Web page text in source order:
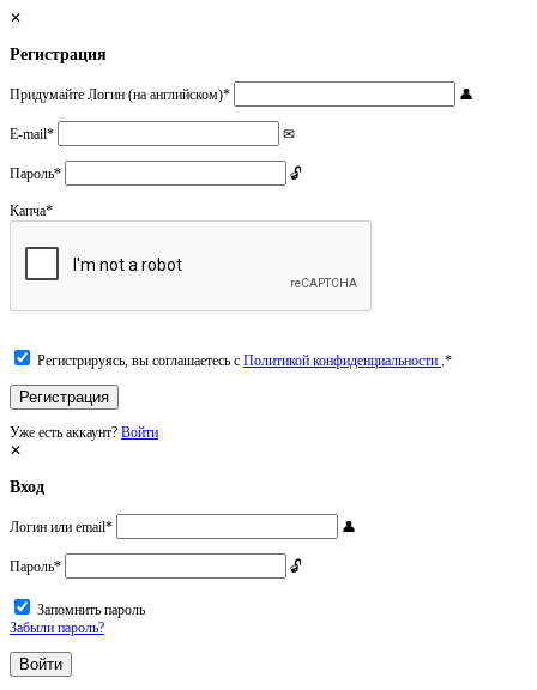
Регистрация
Придумайте Логин (на английском)*
E-mail*
Пароль*
Капча*
Регистрируясь, вы соглашаетесь с Политикой конфиденциальности .*
Уже есть аккаунт? Войти
Вход
Логин или email*
Пароль*
Запомнить пароль
Забыли пароль?